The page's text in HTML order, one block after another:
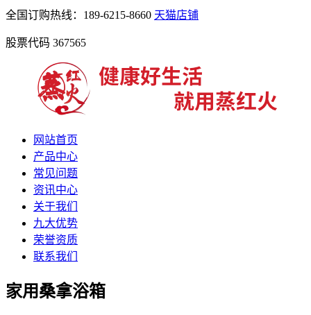
全国订购热线：189-6215-8660 天猫店铺
股票代码 367565
网站首页
产品中心
常见问题
资讯中心
关于我们
九大优势
荣誉资质
联系我们
家用桑拿浴箱